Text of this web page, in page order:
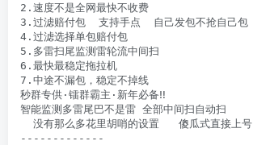
2.速度不是全网最快不收费
3.过滤赔付包  支持手点  自己发包不抢自己包
4.过滤选择单包赔付包
5.多雷扫尾监测雷轮流中间扫
6.最快最稳定拖拉机
7.中途不漏包，稳定不掉线
秒群专供·镭群霸主·新年必备‼
智能监测多雷尾巴不是雷 全部中间扫自动扫
没有那么多花里胡哨的设置   傻瓜式直接上号
-------------